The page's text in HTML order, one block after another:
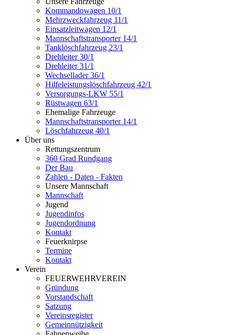
Kommandowagen 10/1
Mehrzweckfahrzeug 11/1
Einsatzleitwagen 12/1
Mannschaftstransporter 14/1
Tanklöschfahrzeug 23/1
Drehleiter 30/1
Drehleiter 31/1
Wechsellader 36/1
Hilfeleistungslöschfahrzeug 42/1
Versorgungs-LKW 55/1
Rüstwagen 63/1
Ehemalige Fahrzeuge
Mannschaftstransporter 14/1
Löschfahrzeug 40/1
Über uns
Rettungszentrum
360 Grad Rundgang
Der Bau
Zahlen - Daten - Fakten
Unsere Mannschaft
Mannschaft
Jugend
Jugendinfos
Jugendordnung
Kontakt
Feuerknirpse
Termine
Kontakt
Verein
FEUERWEHRVEREIN
Gründung
Vorstandschaft
Satzung
Vereinsregister
Gemeinnützigkeit